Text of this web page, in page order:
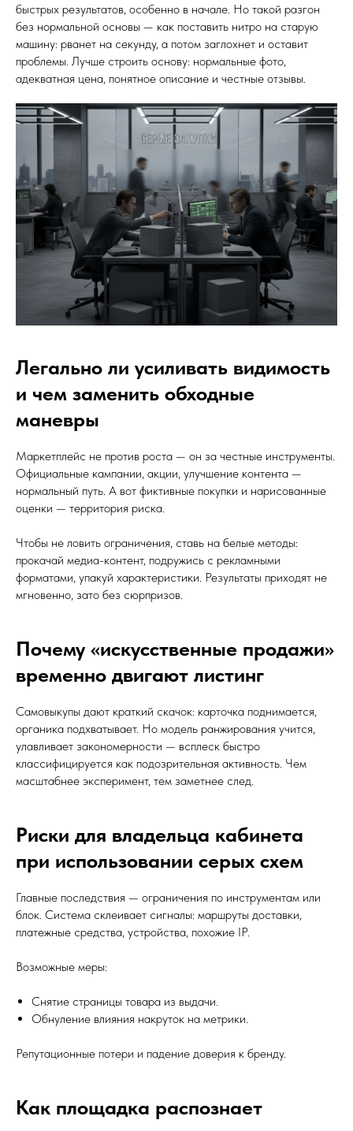
быстрых результатов, особенно в начале. Но такой разгон
без нормальной основы — как поставить нитро на старую
машину: рванет на секунду, а потом заглохнет и оставит
проблемы. Лучше строить основу: нормальные фото,
адекватная цена, понятное описание и честные отзывы.
Легально ли усиливать видимость
и чем заменить обходные
маневры
Маркетплейс не против роста — он за честные инструменты.
Официальные кампании, акции, улучшение контента —
нормальный путь. А вот фиктивные покупки и нарисованные
оценки — территория риска.
Чтобы не ловить ограничения, ставь на белые методы:
прокачай медиа-контент, подружись с рекламными
форматами, упакуй характеристики. Результаты приходят не
мгновенно, зато без сюрпризов.
Почему «искусственные продажи»
временно двигают листинг
Самовыкупы дают краткий скачок: карточка поднимается,
органика подхватывает. Но модель ранжирования учится,
улавливает закономерности — всплеск быстро
классифицируется как подозрительная активность. Чем
масштабнее эксперимент, тем заметнее след.
Риски для владельца кабинета
при использовании серых схем
Главные последствия — ограничения по инструментам или
блок. Система склеивает сигналы: маршруты доставки,
платежные средства, устройства, похожие IP.
Возможные меры:
Снятие страницы товара из выдачи.
Обнуление влияния накруток на метрики.
Репутационные потери и падение доверия к бренду.
Как площадка распознает